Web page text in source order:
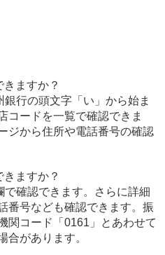
ますか？
行の頭文字「い」から始ま
コードを一覧で確認できま
ジから住所や電話番号の確認
ますか？
確認できます。さらに詳細
番号なども確認できます。振
関コード「0161」とあわせて
合があります。